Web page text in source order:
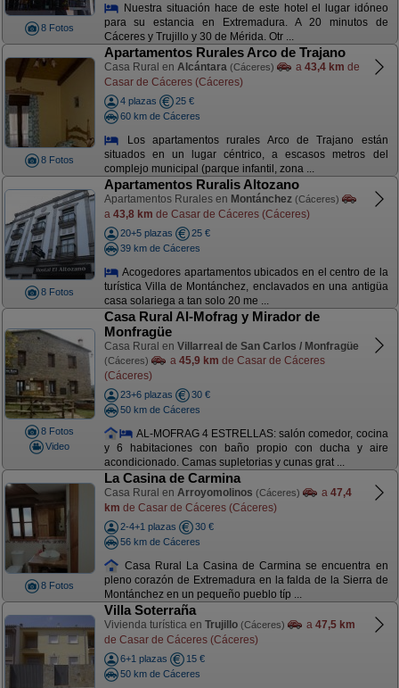
8 Fotos
Nuestra situación hace de este hotel el lugar idóneo
para su estancia en Extremadura. A 20 minutos de
Cáceres y Trujillo y 30 de Mérida. Otr ...
8 Fotos
Apartamentos Rurales Arco de Trajano
Casa Rural en Alcántara (Cáceres) a 43,4 km de
Casar de Cáceres (Cáceres)
4 plazas
25 €
60 km de Cáceres
Los apartamentos rurales Arco de Trajano están
situados en un lugar céntrico, a escasos metros del
complejo municipal (parque infantil, zona ...
8 Fotos
Apartamentos Ruralis Altozano
Apartamentos Rurales en Montánchez (Cáceres)
a 43,8 km de Casar de Cáceres (Cáceres)
20+5 plazas
25 €
39 km de Cáceres
Acogedores apartamentos ubicados en el centro de la
turística Villa de Montánchez, enclavados en una antigüa
casa solariega a tan solo 20 me ...
8 Fotos
Video
Casa Rural Al-Mofrag y Mirador de
Monfragüe
Casa Rural en Villarreal de San Carlos / Monfragüe
(Cáceres) a 45,9 km de Casar de Cáceres
(Cáceres)
23+6 plazas
30 €
50 km de Cáceres
AL-MOFRAG 4 ESTRELLAS: salón comedor, cocina
y 6 habitaciones con baño propio con ducha y aire
acondicionado. Camas supletorias y cunas grat ...
8 Fotos
La Casina de Carmina
Casa Rural en Arroyomolinos (Cáceres) a 47,4
km de Casar de Cáceres (Cáceres)
2-4+1 plazas
30 €
56 km de Cáceres
Casa Rural La Casina de Carmina se encuentra en
pleno corazón de Extremadura en la falda de la Sierra de
Montánchez en un pequeño pueblo típ ...
Villa Soterraña
Vivienda turística en Trujillo (Cáceres) a 47,5 km
de Casar de Cáceres (Cáceres)
6+1 plazas
15 €
50 km de Cáceres